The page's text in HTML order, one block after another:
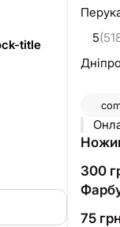
title
5
300
75